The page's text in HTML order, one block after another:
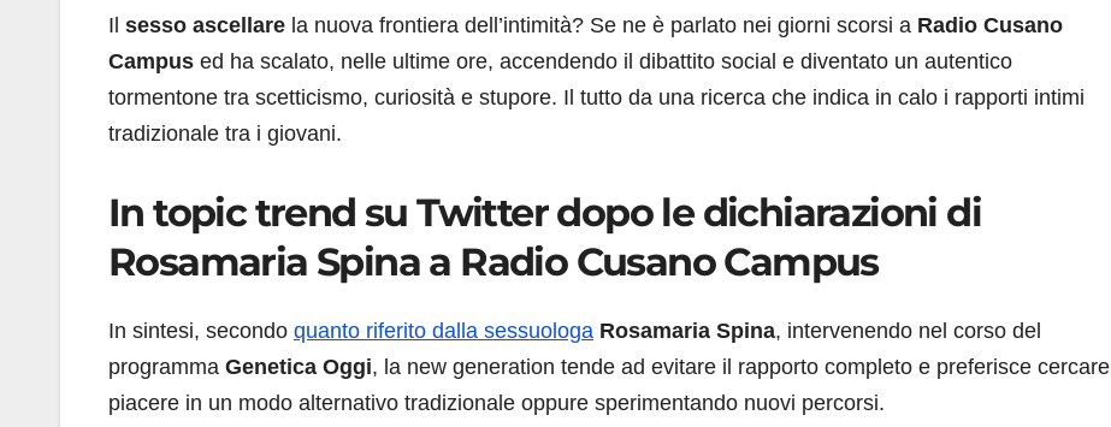
Il sesso ascellare la nuova frontiera dell’intimità? Se ne è parlato nei giorni scorsi a Radio Cusano
Campus ed ha scalato, nelle ultime ore, accendendo il dibattito social e diventato un autentico
tormentone tra scetticismo, curiosità e stupore. Il tutto da una ricerca che indica in calo i rapporti intimi
tradizionale tra i giovani.
In topic trend su Twitter dopo le dichiarazioni di
Rosamaria Spina a Radio Cusano Campus
In sintesi, secondo quanto riferito dalla sessuologa Rosamaria Spina, intervenendo nel corso del
programma Genetica Oggi, la new generation tende ad evitare il rapporto completo e preferisce cercare
piacere in un modo alternativo tradizionale oppure sperimentando nuovi percorsi.